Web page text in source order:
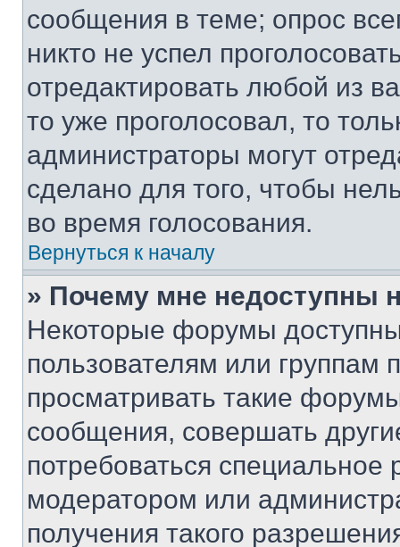
сообщения в теме; опрос
никто не успел
отредактировать любой из
то уже проголосовал, то
администраторы могут
сделано для того, чтобы
во время голосования.
Вернуться к началу
» Почему мне недоступны
Некоторые форумы
пользователям или группам
просматривать такие
сообщения, совершать
потребоваться
модератором или
получения такого